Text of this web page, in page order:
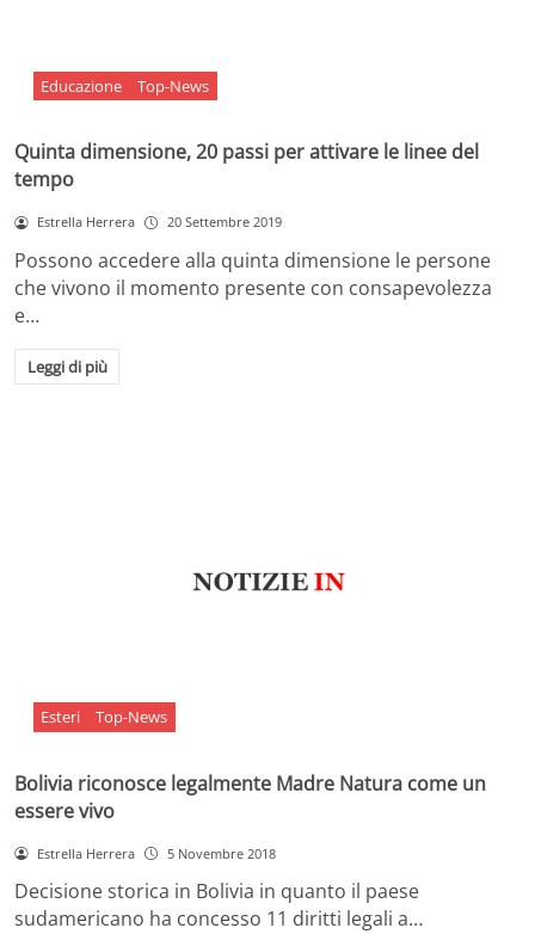
Educazione Top-News
Quinta dimensione, 20 passi per attivare le linee del
tempo
Estrella Herrera 20 Settembre 2019
Possono accedere alla quinta dimensione le persone
che vivono il momento presente con consapevolezza
e…
Leggi di più
Esteri Top-News
Bolivia riconosce legalmente Madre Natura come un
essere vivo
Estrella Herrera 5 Novembre 2018
Decisione storica in Bolivia in quanto il paese
sudamericano ha concesso 11 diritti legali a…